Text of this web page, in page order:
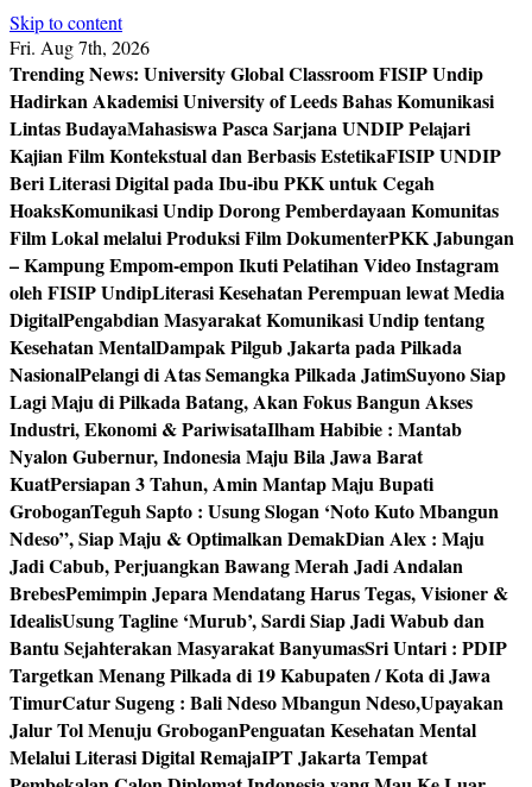
Skip to content
Fri. Aug 7th, 2026
Trending News: University Global Classroom FISIP Undip
Hadirkan Akademisi University of Leeds Bahas Komunikasi
Lintas BudayaMahasiswa Pasca Sarjana UNDIP Pelajari
Kajian Film Kontekstual dan Berbasis EstetikaFISIP UNDIP
Beri Literasi Digital pada Ibu-ibu PKK untuk Cegah
HoaksKomunikasi Undip Dorong Pemberdayaan Komunitas
Film Lokal melalui Produksi Film DokumenterPKK Jabungan
– Kampung Empom-empon Ikuti Pelatihan Video Instagram
oleh FISIP UndipLiterasi Kesehatan Perempuan lewat Media
DigitalPengabdian Masyarakat Komunikasi Undip tentang
Kesehatan MentalDampak Pilgub Jakarta pada Pilkada
NasionalPelangi di Atas Semangka Pilkada JatimSuyono Siap
Lagi Maju di Pilkada Batang, Akan Fokus Bangun Akses
Industri, Ekonomi & PariwisataIlham Habibie : Mantab
Nyalon Gubernur, Indonesia Maju Bila Jawa Barat
KuatPersiapan 3 Tahun, Amin Mantap Maju Bupati
GroboganTeguh Sapto : Usung Slogan ‘Noto Kuto Mbangun
Ndeso”, Siap Maju & Optimalkan DemakDian Alex : Maju
Jadi Cabub, Perjuangkan Bawang Merah Jadi Andalan
BrebesPemimpin Jepara Mendatang Harus Tegas, Visioner &
IdealisUsung Tagline ‘Murub’, Sardi Siap Jadi Wabub dan
Bantu Sejahterakan Masyarakat BanyumasSri Untari : PDIP
Targetkan Menang Pilkada di 19 Kabupaten / Kota di Jawa
TimurCatur Sugeng : Bali Ndeso Mbangun Ndeso,Upayakan
Jalur Tol Menuju GroboganPenguatan Kesehatan Mental
Melalui Literasi Digital RemajaIPT Jakarta Tempat